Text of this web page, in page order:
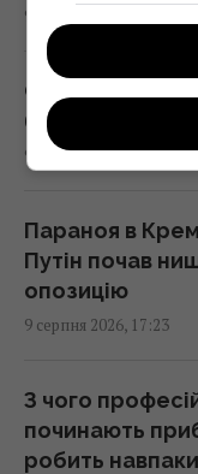
розповіла про
людей
16:56 неділя, 09 серпня
Генріх VIII
причина була
16:42 неділя, 09 серпня
проблеми для
розкрили
16:36 неділя, 09 серпня
9 серпня 2026, 17:28
Скільки варити
безпечної та
9 серпня 2026, 17:24
Параноя в
Путін почав
опозицію
9 серпня 2026, 17:23
З чого
починають
робить навпаки